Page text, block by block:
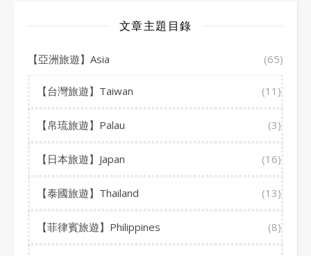
文章主題目錄
【亞洲旅遊】Asia (65)
【台灣旅遊】Taiwan (11)
【帛琉旅遊】Palau (3)
【日本旅遊】Japan (16)
【泰國旅遊】Thailand (13)
【菲律賓旅遊】Philippines (8)